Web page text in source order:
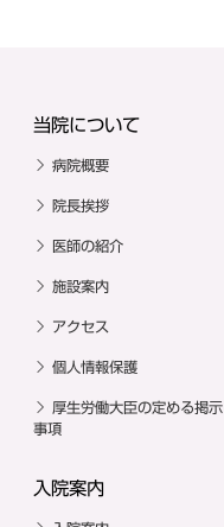
当院について
病院概要
院長挨拶
医師の紹介
施設案内
アクセス
個人情報保護
厚生労働大臣の定める掲示
事項
入院案内